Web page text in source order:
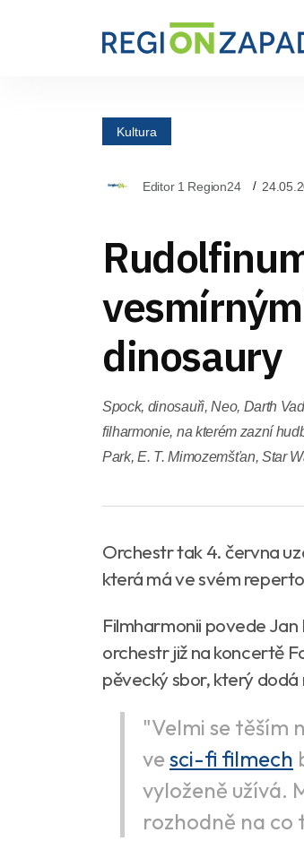
Kultura
Editor 1 Region24
dinosaury
Spock, dinosauři, Neo, Darth
filharmonie, na kterém zazní
Park, E. T. Mimozemšťan, Star
Orchestr tak 4. června
která má ve svém
Filmharmonii povede
orchestr již na koncertě
pěvecký sbor, který
"Velmi se těším
ve sci-fi filmech
vyloženě užívá.
rozhodně na co